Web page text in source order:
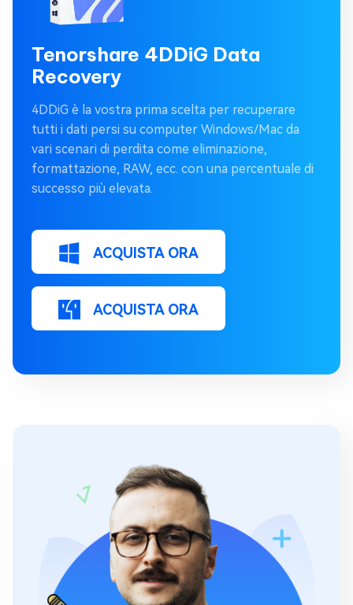
Tenorshare 4DDiG Data
Recovery
4DDiG è la vostra prima scelta per recuperare
tutti i dati persi su computer Windows/Mac da
vari scenari di perdita come eliminazione,
formattazione, RAW, ecc. con una percentuale di
successo più elevata.
ACQUISTA ORA
ACQUISTA ORA